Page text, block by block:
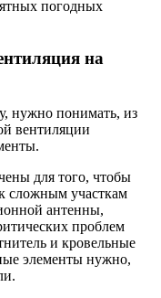
погодных
на
нужно понимать, из
вентиляции
для того, чтобы
сложным участкам
антенны,
проблем
и кровельные
элементы нужно,